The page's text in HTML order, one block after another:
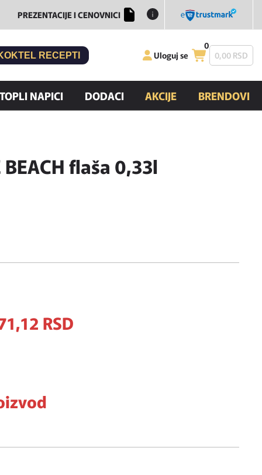
PREZENTACIJE I CENOVNICI
RECEPTI Uloguj se
0
0,00 RSD
TOPLI NAPICI DODACI AKCIJE BRENDOVI
BEACH flaša 0,33l
12 RSD